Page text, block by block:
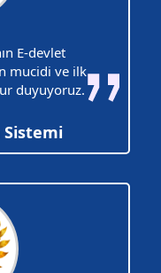
E-devlet
mucidi ve ilk
duyuyoruz.